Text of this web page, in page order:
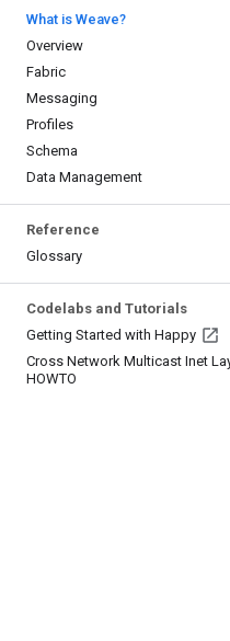
What is Weave?
Overview
Fabric
Messaging
Profiles
Schema
Data Management
Reference
Glossary
Codelabs and Tutorials
Getting Started with Happy
Cross Network Multicast Inet
HOWTO